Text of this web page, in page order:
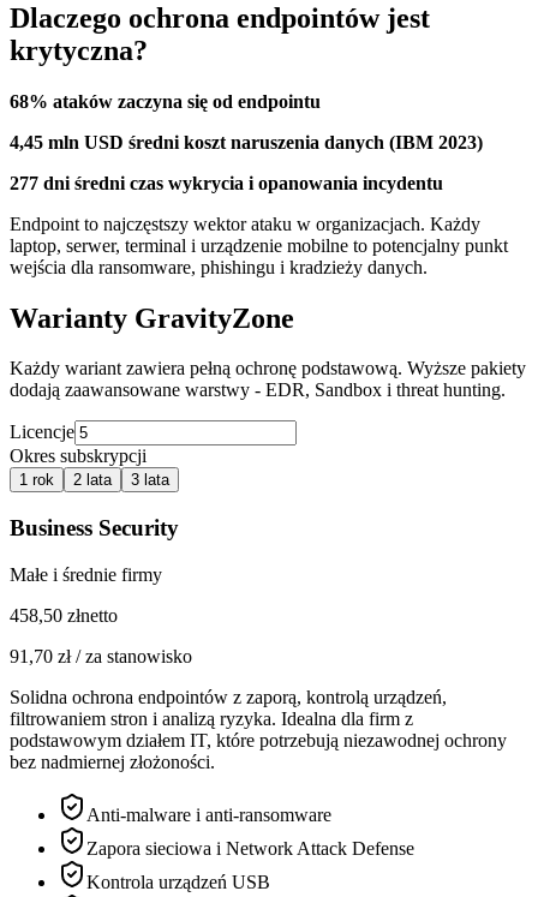
Dlaczego ochrona endpointów jest
krytyczna?
68% ataków zaczyna się od endpointu
4,45 mln USD średni koszt naruszenia danych (IBM 2023)
277 dni średni czas wykrycia i opanowania incydentu
Endpoint to najczęstszy wektor ataku w organizacjach. Każdy
laptop, serwer, terminal i urządzenie mobilne to potencjalny punkt
wejścia dla ransomware, phishingu i kradzieży danych.
Warianty GravityZone
Każdy wariant zawiera pełną ochronę podstawową. Wyższe pakiety
dodają zaawansowane warstwy - EDR, Sandbox i threat hunting.
Licencje
Okres subskrypcji
1 rok 2 lata 3 lata
Business Security
Małe i średnie firmy
458,50 złnetto
91,70 zł /za stanowisko
Solidna ochrona endpointów z zaporą, kontrolą urządzeń,
filtrowaniem stron i analizą ryzyka. Idealna dla firm z
podstawowym działem IT, które potrzebują niezawodnej ochrony
bez nadmiernej złożoności.
Anti-malware i anti-ransomware
Zapora sieciowa i Network Attack Defense
Kontrola urządzeń USB